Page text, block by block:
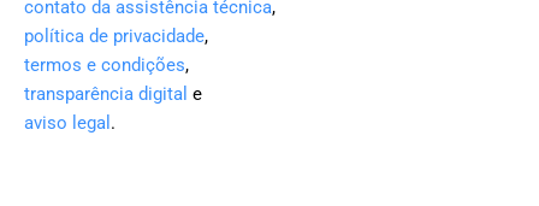
contato da assistência técnica,
política de privacidade,
termos e condições,
transparência digital e
aviso legal .